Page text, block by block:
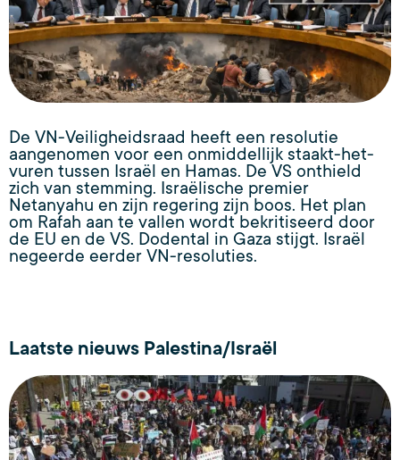
De VN-Veiligheidsraad heeft een resolutie
aangenomen voor een onmiddellijk staakt-het-
vuren tussen Israël en Hamas. De VS onthield
zich van stemming. Israëlische premier
Netanyahu en zijn regering zijn boos. Het plan
om Rafah aan te vallen wordt bekritiseerd door
de EU en de VS. Dodental in Gaza stijgt. Israël
negeerde eerder VN-resoluties.
Laatste nieuws Palestina/Israël